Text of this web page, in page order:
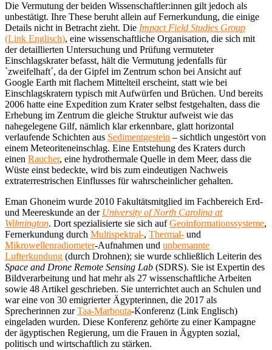
Die Vermutung der beiden Wissenschaftler:innen gilt jedoch als
unbestätigt. Ihre These beruht allein auf Fernerkundung, die einige
Details nicht in Betracht zieht. Die Impact Field Studies Group
(Link Englisch), eine wissenschaftliche Organisation, die sich mit
der detaillierten Untersuchung und Prüfung vermuteter
Einschlagskrater befasst, hält die Vermutung jedenfalls für
`zweifelhaft´, da der Gipfel im Zentrum schon bei Ansicht auf
Google Earth mit flachem Mittelteil erscheint, statt wie bei
Einschlagskratern typisch mit Aufwürfen und Brüchen. Und bereits
2006 hatte eine Expedition zum Krater selbst festgehalten, dass die
Erhebung im Zentrum die gleiche Struktur aufweist wie das
nahegelegene Gilf, nämlich klar erkennbare, glatt horizontal
verlaufende Schichten aus Sedimentgestein – sichtlich ungestört von
einem Meteoriteneinschlag. Eine Entstehung des Kraters durch
einen Raucher, eine hydrothermale Quelle in dem Meer, dass die
Wüste einst bedeckte, wird bis zum eindeutigen Nachweis
extraterrestrischen Einflusses für wahrscheinlicher gehalten.
Eman Ghoneim wurde 2010 Fakultätsmitglied im Fachbereich Erd-
und Meereskunde an der University of North Carolina at
Wilmington. Dort spezialisierte sie sich aufGeoinformationssysteme,
Fernerkundung durch Multispektral-, Thermal- und
Mikrowellenradiometer-Aufnahmen und unbemannte
Lufterkundung (durch Drohnen); sie wurde schließlich Leiterin des
Space and Drone Remote Sensing Lab (SDRS). Sie ist Expertin des
Bildverarbeitung und hat mehr als 27 wissenschaftliche Arbeiten
sowie 48 Artikel geschrieben. Sie unterrichtet auch an Schulen und
war eine von 30 emigrierter Ägypterinnen, die 2017 als
Sprecherinnen zurTaa-Marbouta-Konferenz (Link Englisch)
eingeladen wurden. Diese Konferenz gehörte zu einer Kampagne
der ägyptischen Regierung, um die Frauen in Ägypten sozial,
politisch und wirtschaftlich zu stärken.